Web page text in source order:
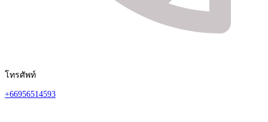
โทรศัพท์
+66956514593